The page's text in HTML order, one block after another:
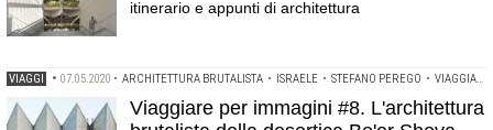
itinerario e appunti di architettura
VIAGGI • 07.05.2020 • ARCHITETTURA BRUTALISTA • ISRAELE • STEFANO PEREGO • VIAGGIARE PER IMMAGINI
Viaggiare per immagini #8. L'architettura